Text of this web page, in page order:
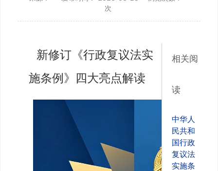
次
相关阅
读
中华人
民共和
国行政
复议法
实施条
新修订《行政复议法实
施条例》四大亮点解读